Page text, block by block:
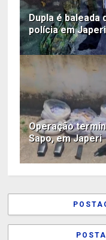
Dupla é
polícia em Japeri
Operação
Sapo, em Japeri